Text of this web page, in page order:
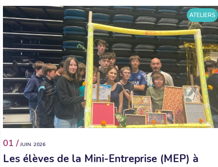
ATELIERS
01 / JUIN. 2026
Les élèves de la Mini-Entreprise (MEP) à